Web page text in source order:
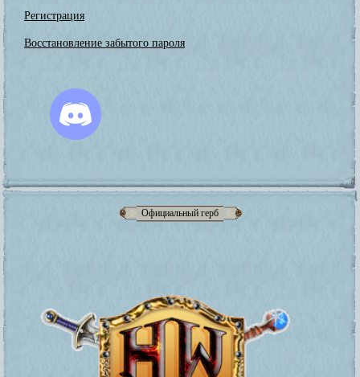
Регистрация
Восстановление забытого пароля
Официальный герб